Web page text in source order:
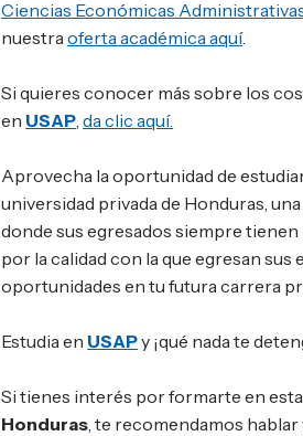
Ciencias Económicas
nuestraoferta académica aquí.
Si quieres conocer más sobre los
en USAP,da clic aquí.
Aprovecha la oportunidad de
universidad privada de Honduras,
donde sus egresados siempre
por la calidad con la que egresan
oportunidades en tu futura carrera
Estudia en USAPy ¡qué nada te
Si tienes interés por formarte en
Honduras , te recomendamos